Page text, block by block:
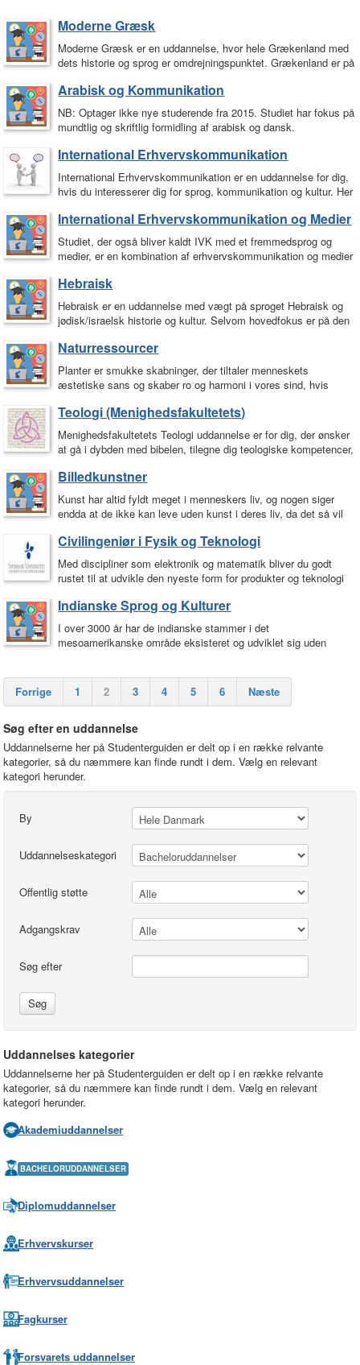
Moderne Græsk
Moderne Græsk er en uddannelse, hvor hele Grækenland med
dets historie og sprog er omdrejningspunktet. Grækenland er på
Arabisk og Kommunikation
NB: Optager ikke nye studerende fra 2015. Studiet har fokus på
mundtlig og skriftlig formidling af arabisk og dansk.
International Erhvervskommunikation
International Erhvervskommunikation er en uddannelse for dig,
hvis du interesserer dig for sprog, kommunikation og kultur. Her
International Erhvervskommunikation og Medier
Studiet, der også bliver kaldt IVK med et fremmedsprog og
medier, er en kombination af erhvervskommunikation og medier
Hebraisk
Hebraisk er en uddannelse med vægt på sproget Hebraisk og
jødisk/israelsk historie og kultur. Selvom hovedfokus er på den
Naturressourcer
Planter er smukke skabninger, der tiltaler menneskets
æstetiske sans og skaber ro og harmoni i vores sind, hvis
Teologi (Menighedsfakultetets)
Menighedsfakultetets Teologi uddannelse er for dig, der ønsker
at gå i dybden med bibelen, tilegne dig teologiske kompetencer,
Billedkunstner
Kunst har altid fyldt meget i menneskers liv, og nogen siger
endda at de ikke kan leve uden kunst i deres liv, da det så vil
Civilingeniør i Fysik og Teknologi
Med discipliner som elektronik og matematik bliver du godt
rustet til at udvikle den nyeste form for produkter og teknologi
Indianske Sprog og Kulturer
I over 3000 år har de indianske stammer i det
mesoamerikanske område eksisteret og udviklet sig uden
Forrige 1 2 3 4 5 6 Næste
Søg efter en uddannelse
Uddannelserne her på Studenterguiden er delt op i en række relvante
kategorier, så du næmmere kan finde rundt i dem. Vælg en relevant
kategori herunder.
By
Uddannelseskategori
Offentlig støtte
Adgangskrav
Søg efter
Søg
Uddannelses kategorier
Uddannelserne her på Studenterguiden er delt op i en række relvante
kategorier, så du næmmere kan finde rundt i dem. Vælg en relevant
kategori herunder.
Akademiuddannelser
BACHELORUDDANNELSER
Diplomuddannelser
Erhvervskurser
Erhvervsuddannelser
Fagkurser
Forsvarets uddannelser